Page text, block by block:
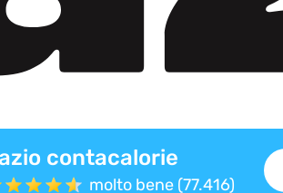
contacalorie
molto bene (77.416)